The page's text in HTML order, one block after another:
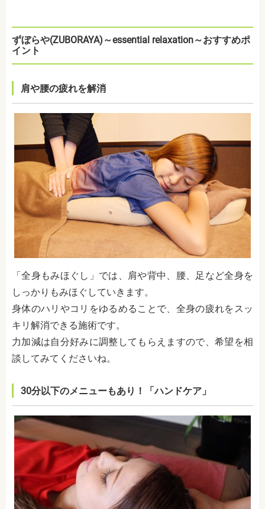
ずぼらや(ZUBORAYA)～essential relaxation～おすすめポ
イント
肩や腰の疲れを解消
「全身もみほぐし」では、肩や背中、腰、足など全身を
しっかりもみほぐしていきます。
身体のハリやコリをゆるめることで、全身の疲れをスッ
キリ解消できる施術です。
力加減は自分好みに調整してもらえますので、希望を相
談してみてくださいね。
30分以下のメニューもあり！「ハンドケア」